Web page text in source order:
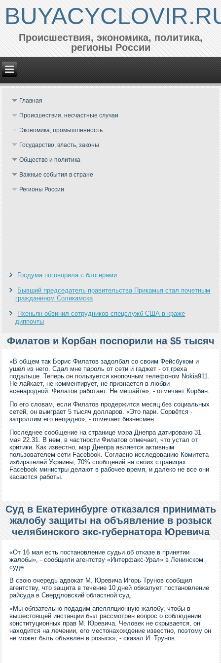
Происшествия, экономика, политика,
регионы России
Главная
Происшествия, несчастные случаи
Экономика, промышленность
Государство, власть, законы
Общество и политика
Важные события в стране
Регионы России
Госдума поговорила с блогерами
Бывший председатель правительства Прикамья стал почетным
гражданином Соликамска
Пхеньян обвинил сотрудников спецслужб США в краже
диппочты
Филатов и Корбан поспорили на $5 тысяч
«В общем так Борис Филатов задолбал со своим Фейсбуком и
ушёл из него. Сдал мне пароль от сети и гаджет - от греха
подальше. Теперь он пользуется кнопочным телефоном Nokia911.
Не лайкает, не комментирует, не признается в любви
всенародной. Филатов работает. Не мешайте», - отмечает Корбан.
По его словам, если Филатов продержится месяц без социальных
сетей, он выиграет 5 тысяч долларов. «Это пари. Сорвётся -
затроллим его нещадно», - отмечает бизнесмен.
Последнее сообщение на странице мэра Днепра датировано 31
мая 22.31. В нем, в частности Филатов отмечает, что устал от
критики. Как известно, мэр Днепра является активным
пользователем сети Facebook. Согласно исследованию Комитета
избирателей Украины, 70% сообщений на своих страницах
Facebook министры делают в рабочее время, и далеко не все они
касаются работы.
Суд в Екатеринбурге отказался принимать
жалобу защиты на объявление в розыск
челябинского экс-губернатора Юревича
«От 16 мая есть постановление судьи об отказе в принятии
жалобы», - сообщили агентству «Интерфакс-Урал» в Ленинском
суде.
В свою очередь адвокат М. Юревича Игорь Трунов сообщил
агентству, что защита в течение 10 дней обжалует постановление
райсуда в Свердловский областной суд.
«Мы обязательно подадим апелляционную жалобу, чтобы в
вышестоящей инстанции был рассмотрен вопрос о соблюдении
конституционных прав М. Юревича. Человек не скрывается, он
находится на лечении, его местонахождение известно, поэтому он
не может быть объявлен в розыск», - сказал И. Трунов.